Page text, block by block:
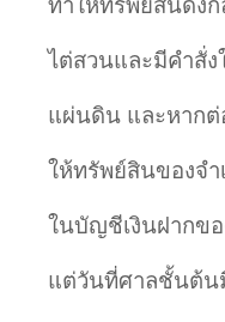
ทำให้ทรัพย์สินดัง
ไต่สวนและมีคำสั่
แผ่นดิน และหากต่
ให้ทรัพย์สินของจำ
ในบัญชีเงินฝากข
แต่วันที่ศาลชั้นต้น